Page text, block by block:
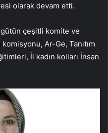
olarak devam etti.
çeşitli komite ve
Ar-Ge, Tanıtım
İl kadın kolları İnsan